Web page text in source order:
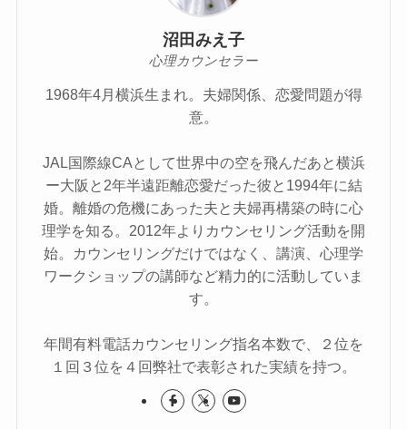
沼田みえ子
心理カウンセラー
1968年4月横浜生まれ。夫婦関係、恋愛問題が得
意。
JAL国際線CAとして世界中の空を飛んだあと横浜
ー大阪と2年半遠距離恋愛だった彼と1994年に結
婚。離婚の危機にあった夫と夫婦再構築の時に心
理学を知る。2012年よりカウンセリング活動を開
始。カウンセリングだけではなく、講演、心理学
ワークショップの講師など精力的に活動していま
す。
年間有料電話カウンセリング指名本数で、２位を
１回３位を４回弊社で表彰された実績を持つ。